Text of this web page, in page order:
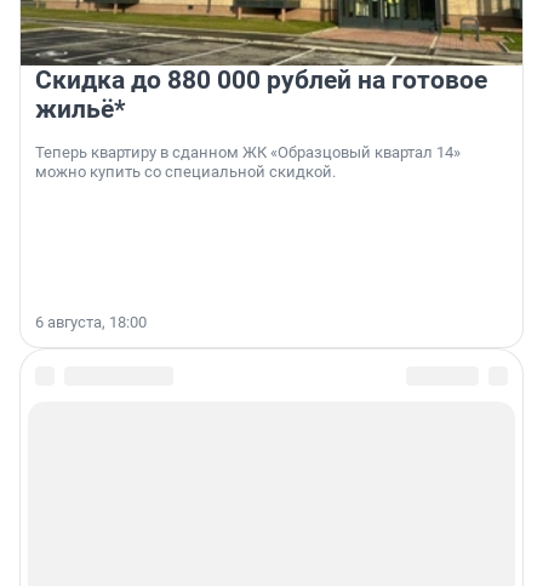
Скидка до 880 000 рублей на готовое
жильё*
Теперь квартиру в сданном ЖК «Образцовый квартал 14»
можно купить со специальной скидкой.
6 августа, 18:00